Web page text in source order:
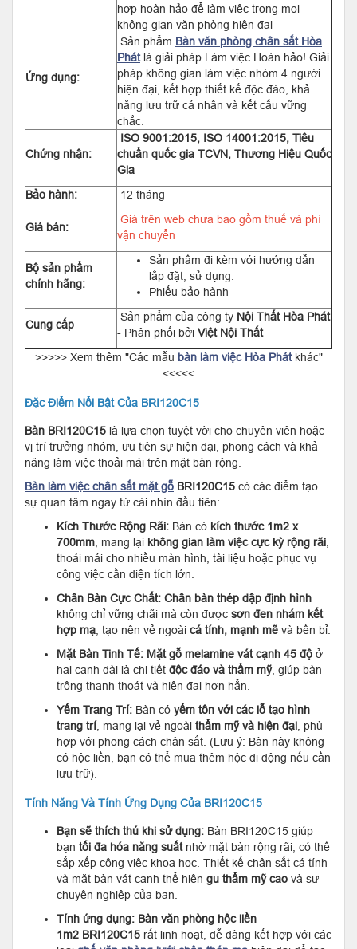
hợp hoàn hảo để làm việc trong mọi
không gian văn phòng hiện đại
Ứng dụng:
Sản phẩm Bàn văn phòng chân sắt Hòa
Phátlà giải pháp Làm việc Hoàn hảo! Giải
pháp không gian làm việc nhóm 4 người
hiện đại, kết hợp thiết kế độc đáo, khả
năng lưu trữ cá nhân và kết cấu vững
chắc.
Chứng nhận:
ISO 9001:2015, ISO 14001:2015, Tiêu
chuẩn quốc gia TCVN, Thương Hiệu Quốc
Gia
Bảo hành:
12 tháng
Giá bán:
Giá trên web chưa bao gồm thuế và phí
vận chuyển
Bộ sản phẩm
chính hãng:
Sản phẩm đi kèm với hướng dẫn
lắp đặt, sử dụng.
Phiếu bảo hành
Cung cấp
Sản phẩm của công ty Nội Thất Hòa Phát
- Phân phối bởi Việt Nội Thất
>>>>> Xem thêm "Các mẫu bàn làm việc Hòa Phátkhác"
<<<<<
Đặc Điểm Nổi Bật Của BRI120C15
Bàn BRI120C15 là lựa chọn tuyệt vời cho chuyên viên hoặc
vị trí trưởng nhóm, ưu tiên sự hiện đại, phong cách và khả
năng làm việc thoải mái trên mặt bàn rộng.
Bàn làm việc chân sắt mặt gỗ BRI120C15 có các điểm tạo
sự quan tâm ngay từ cái nhìn đầu tiên:
Kích Thước Rộng Rãi: Bàn có kích thước 1m2 x
700mm , mang lại không gian làm việc cực kỳ rộng rãi
thoải mái cho nhiều màn hình, tài liệu hoặc phục vụ
công việc cần diện tích lớn.
Chân Bàn Cực Chất: Chân bàn thép dập định hình
không chỉ vững chãi mà còn được sơn đen nhám kết
hợp mạ , tạo nên vẻ ngoài cá tính, mạnh mẽ và bền bỉ.
Mặt Bàn Tinh Tế: Mặt gỗ melamine vát cạnh 45 độ ở
hai cạnh dài là chi tiết độc đáo và thẩm mỹ, giúp bàn
trông thanh thoát và hiện đại hơn hẳn.
Yếm Trang Trí: Bàn có yếm tôn với các lỗ tạo hình
trang trí , mang lại vẻ ngoài thẩm mỹ và hiện đại , phù
hợp với phong cách chân sắt. (Lưu ý: Bàn này không
có hộc liền, bạn có thể mua thêm hộc di động nếu cần
lưu trữ).
Tính Năng Và Tính Ứng Dụng Của BRI120C15
Bạn sẽ thích thú khi sử dụng: Bàn BRI120C15 giúp
bạn tối đa hóa năng suấtnhờ mặt bàn rộng rãi, có thể
sắp xếp công việc khoa học. Thiết kế chân sắt cá tính
và mặt bàn vát cạnh thể hiện gu thẩm mỹ cao và sự
chuyên nghiệp của bạn.
Tính ứng dụng: Bàn văn phòng hộc liền
1m2 BRI120C15 rất linh hoạt, dễ dàng kết hợp với các